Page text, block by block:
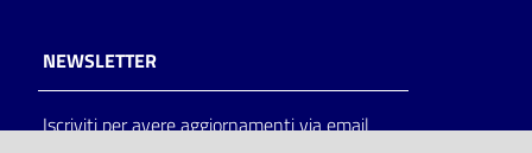
NEWSLETTER
Iscriviti per avere aggiornamenti via email